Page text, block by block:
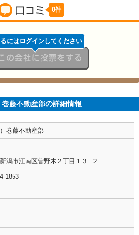
口コミ
0件
にはログインしてください
巻藤不動産部の詳細情報
巻藤不動産部
潟市江南区曽野木２丁目１３−２
1853